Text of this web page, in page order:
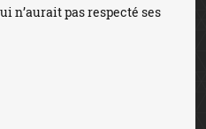
n’aurait pas respecté ses